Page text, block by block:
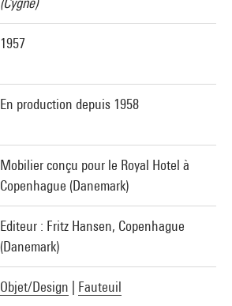
1957
En production depuis 1958
Mobilier conçu pour le Royal Hotel à
Copenhague (Danemark)
Editeur : Fritz Hansen, Copenhague
(Danemark)
Objet/Design Fauteuil